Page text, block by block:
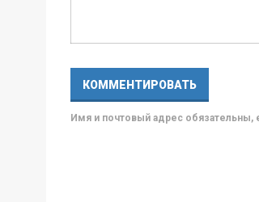
Имя и почтовый адрес